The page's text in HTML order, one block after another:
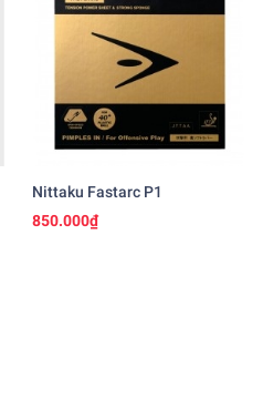
Nittaku Fastarc P1
850.000₫